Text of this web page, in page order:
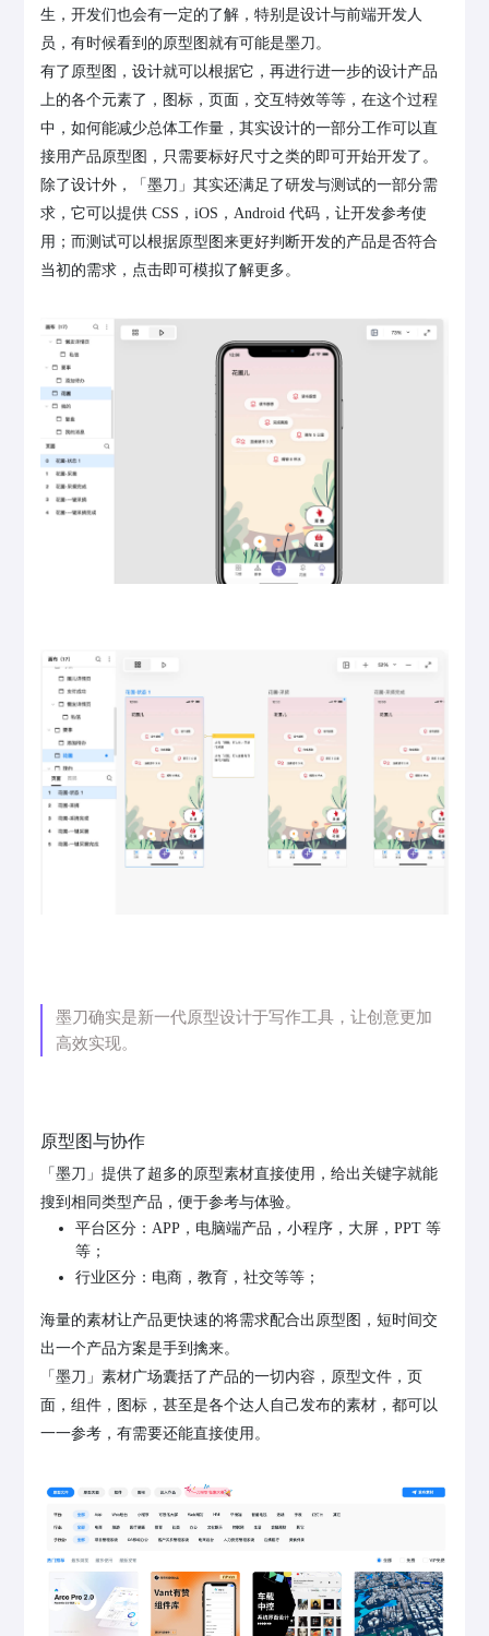
生，开发们也会有一定的了解，特别是设计与前端开发人
员，有时候看到的原型图就有可能是墨刀。
有了原型图，设计就可以根据它，再进行进一步的设计产品
上的各个元素了，图标，页面，交互特效等等，在这个过程
中，如何能减少总体工作量，其实设计的一部分工作可以直
接用产品原型图，只需要标好尺寸之类的即可开始开发了。
除了设计外，「墨刀」其实还满足了研发与测试的一部分需
求，它可以提供 CSS，iOS，Android 代码，让开发参考使
用；而测试可以根据原型图来更好判断开发的产品是否符合
当初的需求，点击即可模拟了解更多。
墨刀确实是新一代原型设计于写作工具，让创意更加
高效实现。
原型图与协作
「墨刀」提供了超多的原型素材直接使用，给出关键字就能
搜到相同类型产品，便于参考与体验。
平台区分：APP，电脑端产品，小程序，大屏，PPT 等
等；
行业区分：电商，教育，社交等等；
海量的素材让产品更快速的将需求配合出原型图，短时间交
出一个产品方案是手到擒来。
「墨刀」素材广场囊括了产品的一切内容，原型文件，页
面，组件，图标，甚至是各个达人自己发布的素材，都可以
一一参考，有需要还能直接使用。